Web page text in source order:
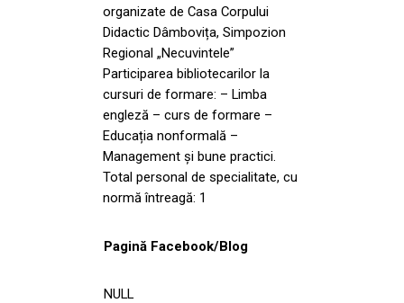
organizate de Casa Corpului
Didactic Dâmbovița, Simpozion
Regional „Necuvintele”
Participarea bibliotecarilor la
cursuri de formare: – Limba
engleză – curs de formare –
Educația nonformală –
Management și bune practici.
Total personal de specialitate, cu
normă întreagă: 1
Pagină Facebook/Blog
NULL